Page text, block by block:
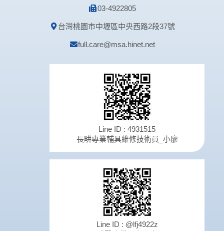
03-4922805
台灣桃園市中壢區中央西路2段37號
full.care@msa.hinet.net
Line ID : 4931515
長畊專業輔具維修技術員_小廖
Line ID : @lfj4922z